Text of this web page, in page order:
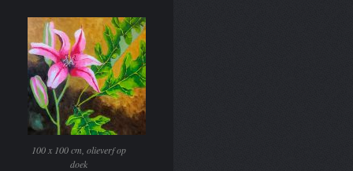
100 x 100 cm, olieverf op
doek